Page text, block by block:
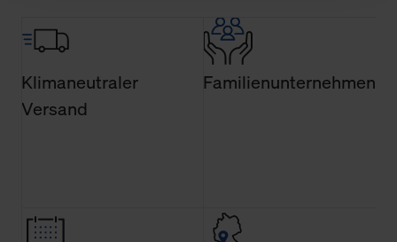
dies mit einem Klick auf „Auswahl erlauben“ bestätigen.
Fall Sie nur die notwendigen Cookies erlauben möchten,
verwenden wir lediglich die erwähnten technisch
erforderlichen Cookies.
den Menüpunkt „Datenschutzeinstellungen“ können Sie
Klimaneutraler
Versand
Familienunternehmen